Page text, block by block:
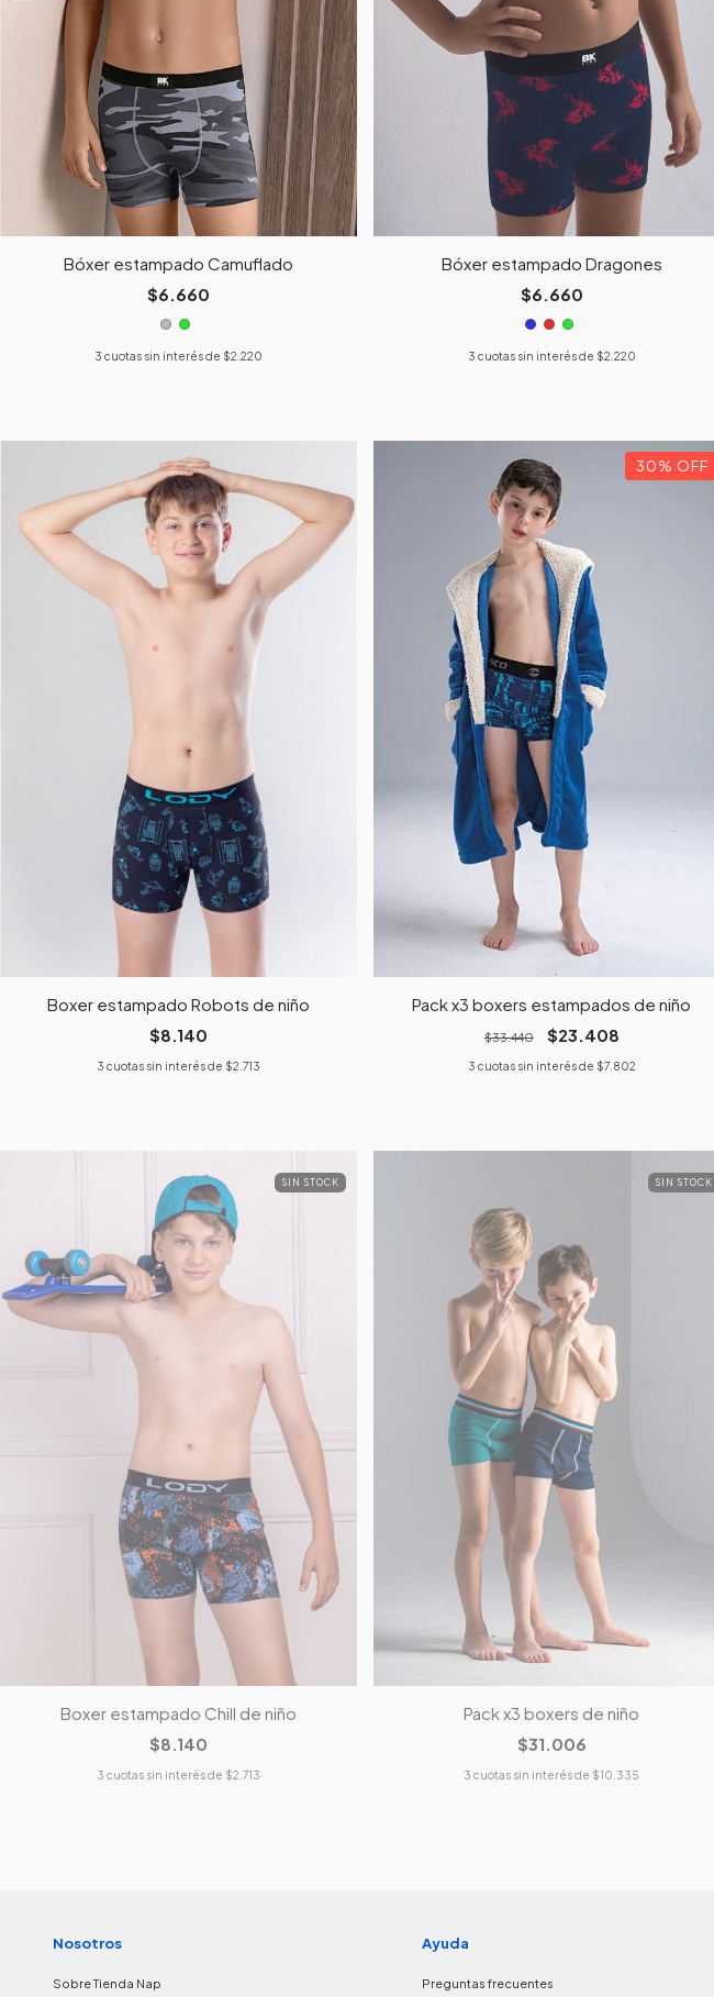
Bóxer estampado Camuflado
$6.660
3 cuotas sin interés de $2.220
Bóxer estampado Dragones
$6.660
3 cuotas sin interés de $2.220
Boxer estampado Robots de niño
$8.140
3 cuotas sin interés de $2.713
30% OFF
Pack x3 boxers estampados de niño
$33.440 $23.408
3 cuotas sin interés de $7.802
SIN STOCK
Boxer estampado Chill de niño
$8.140
3 cuotas sin interés de $2.713
SIN STOCK
Pack x3 boxers de niño
$31.006
3 cuotas sin interés de $10.335
Nosotros
Sobre Tienda Nap
Ayuda
Preguntas frecuentes